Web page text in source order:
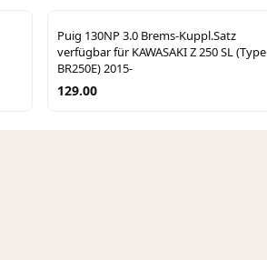
Puig 130NP 3.0 Brems-Kuppl.Satz
verfügbar für KAWASAKI Z 250 SL (Type
BR250E) 2015-
129.00